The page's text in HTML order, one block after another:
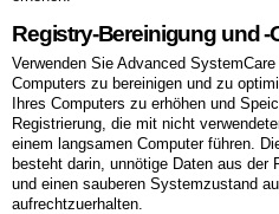
Registry-Bereinigung und -
Verwenden Sie Advanced
Computers zu bereinigen und zu
Ihres Computers zu erhöhen und
Registrierung, die mit nicht
einem langsamen Computer führen.
besteht darin, unnötige Daten aus der
und einen sauberen Systemzustand
aufrechtzuerhalten.